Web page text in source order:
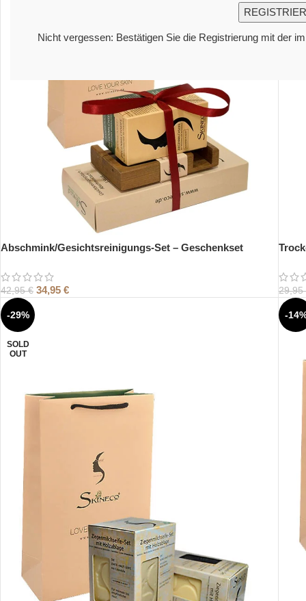
Nicht vergessen: Bestätigen Sie die Registrierung mit der
Abschmink/Gesichtsreinigungs-Set – Geschenkset
42,95€ 34,95 € 29,95
-29%
SOLD
OUT
-